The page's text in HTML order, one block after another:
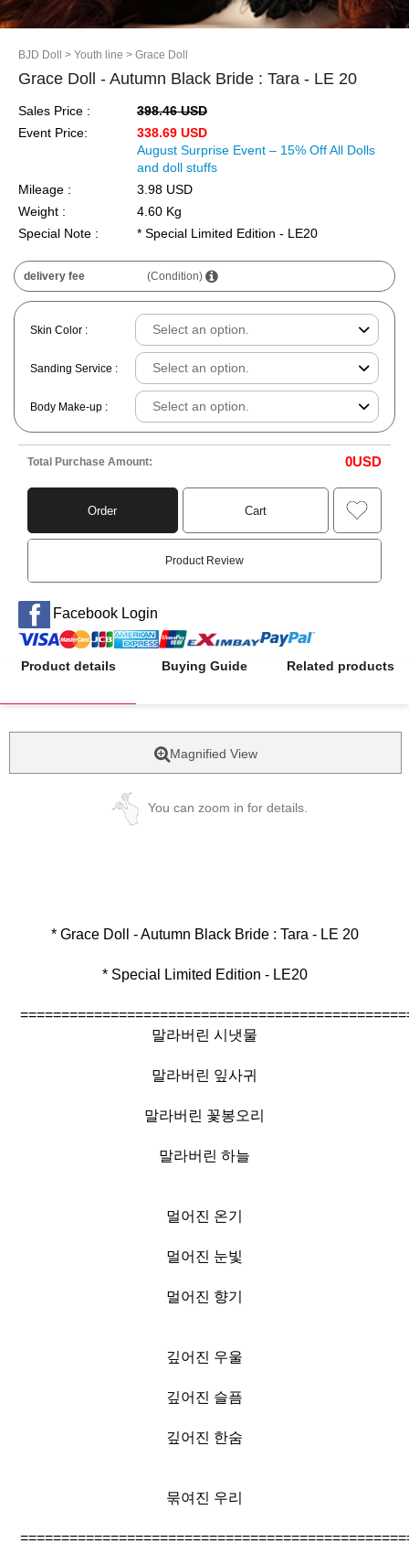
BJD Doll > Youth line > Grace Doll
Grace Doll - Autumn Black Bride : Tara - LE 20
Sales Price :
398.46 USD
Event Price:
338.69 USD
August Surprise Event – 15% Off All Dolls
and doll stuffs
Mileage :
3.98 USD
Weight :
4.60 Kg
Special Note :
* Special Limited Edition - LE20
delivery fee (Condition)
Skin Color :
Sanding Service :
Body Make-up :
Total Purchase Amount: 0USD
Order Cart
Product Review
Facebook Login
Product details Buying Guide Related products
Magnified View
You can zoom in for details.
* Grace Doll - Autumn Black Bride : Tara - LE 20
* Special Limited Edition - LE20
말라버린 시냇물
말라버린 잎사귀
말라버린 꽃봉오리
말라버린 하늘
멀어진 온기
멀어진 눈빛
멀어진 향기
깊어진 우울
깊어진 슬픔
깊어진 한숨
묶여진 우리